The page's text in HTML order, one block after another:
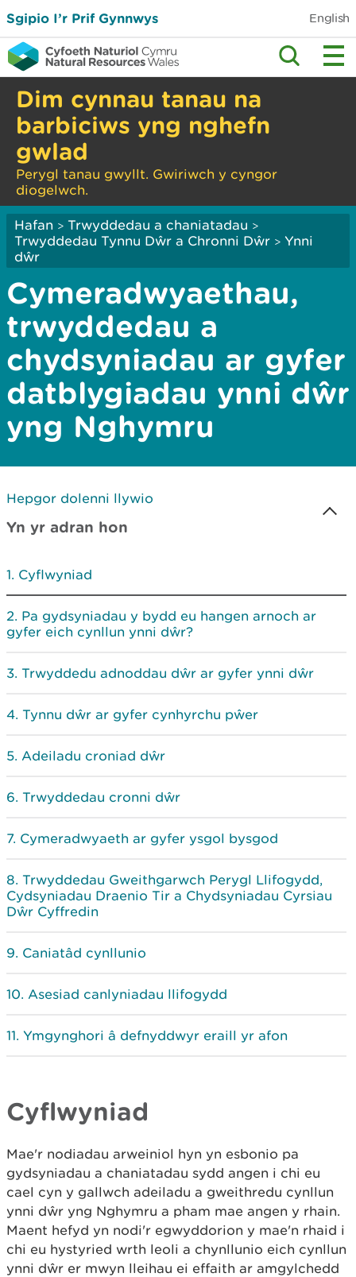
Sgipio I’r Prif Gynnwys English
Dim cynnau tanau na
barbiciws yng nghefn
gwlad
Perygl tanau gwyllt. Gwiriwch y cyngor
diogelwch.
Hafan > Trwyddedau a chaniatadau >
Trwyddedau Tynnu Dŵr a Chronni Dŵr > Ynni
dŵr
Cymeradwyaethau,
trwyddedau a
chydsyniadau ar gyfer
datblygiadau ynni dŵr
yng Nghymru
Hepgor dolenni llywio
Yn yr adran hon
Cyflwyniad
Pa gydsyniadau y bydd eu hangen arnoch ar
gyfer eich cynllun ynni dŵr?
Trwyddedu adnoddau dŵr ar gyfer ynni dŵr
Tynnu dŵr ar gyfer cynhyrchu pŵer
Adeiladu croniad dŵr
Trwyddedau cronni dŵr
Cymeradwyaeth ar gyfer ysgol bysgod
Trwyddedau Gweithgarwch Perygl Llifogydd,
Cydsyniadau Draenio Tir a Chydsyniadau Cyrsiau
Dŵr Cyffredin
Caniatâd cynllunio
Asesiad canlyniadau llifogydd
Ymgynghori â defnyddwyr eraill yr afon
Cyflwyniad
Mae'r nodiadau arweiniol hyn yn esbonio pa
gydsyniadau a chaniatadau sydd angen i chi eu
cael cyn y gallwch adeiladu a gweithredu cynllun
ynni dŵr yng Nghymru a pham mae angen y rhain.
Maent hefyd yn nodi'r egwyddorion y mae'n rhaid i
chi eu hystyried wrth leoli a chynllunio eich cynllun
ynni dŵr er mwyn lleihau ei effaith ar amgylchedd